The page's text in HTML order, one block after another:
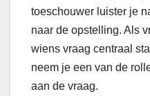
toeschouwer luister je
naar de opstelling. Als
wiens vraag centraal
neem je een van de
aan de vraag.